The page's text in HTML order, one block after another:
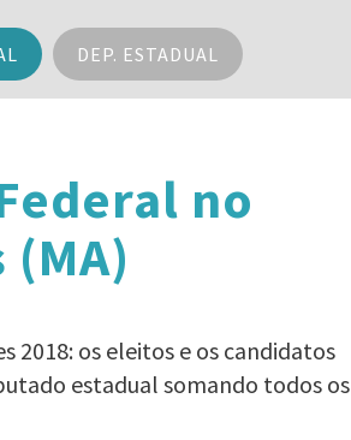
DEP. ESTADUAL
no
2018: os eleitos e os candidatos
estadual somando todos os